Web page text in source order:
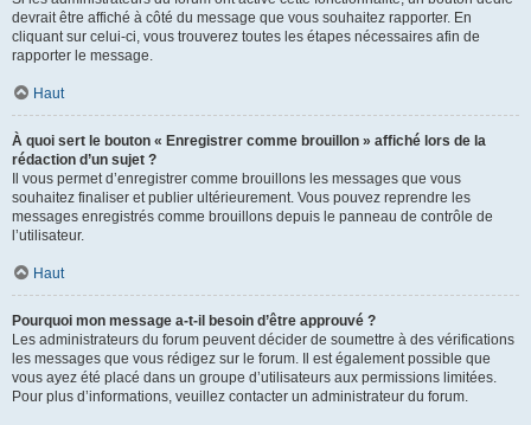
devrait être affiché à côté du message que vous souhaitez rapporter. En
cliquant sur celui-ci, vous trouverez toutes les étapes nécessaires afin de
rapporter le message.
Haut
À quoi sert le bouton « Enregistrer comme brouillon » affiché lors de la
rédaction d’un sujet ?
Il vous permet d’enregistrer comme brouillons les messages que vous
souhaitez finaliser et publier ultérieurement. Vous pouvez reprendre les
messages enregistrés comme brouillons depuis le panneau de contrôle de
l’utilisateur.
Haut
Pourquoi mon message a-t-il besoin d’être approuvé ?
Les administrateurs du forum peuvent décider de soumettre à des vérifications
les messages que vous rédigez sur le forum. Il est également possible que
vous ayez été placé dans un groupe d’utilisateurs aux permissions limitées.
Pour plus d’informations, veuillez contacter un administrateur du forum.